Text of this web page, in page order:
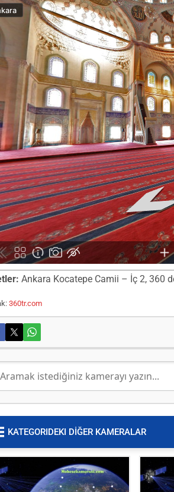
Ankara Kocatepe Camii – İç 2, 360
360tr.com
KATEGORIDEKI DİĞER KAMERALAR